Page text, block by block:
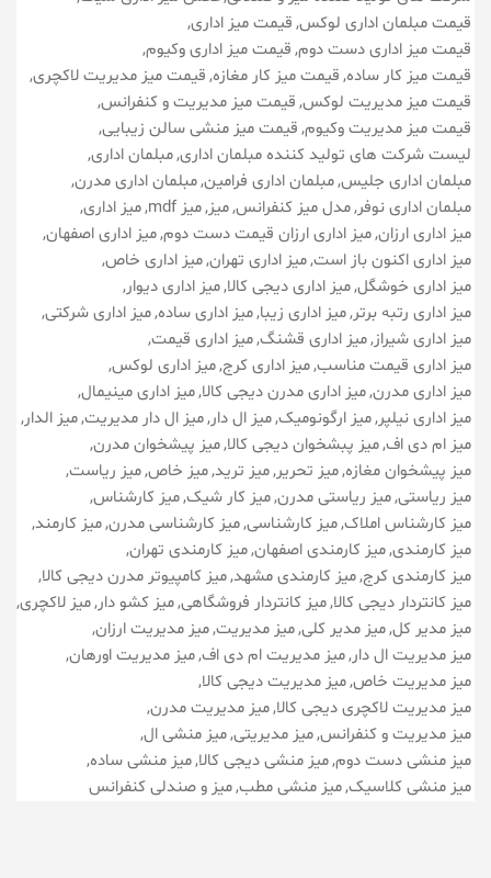
قیمت مبلمان اداری لوکس قیمت میز اداری
قیمت میز اداری دست دوم قیمت میز اداری وکیوم
قیمت میز کار ساده قیمت میز کار مغازه قیمت میز مدیریت لاکچری
قیمت میز مدیریت لوکس قیمت میز مدیریت و کنفرانس
قیمت میز مدیریت وکیوم قیمت میز منشی سالن زیبایی
لیست شرکت های تولید کننده مبلمان اداری مبلمان اداری
مبلمان اداری جلیس مبلمان اداری فرامین مبلمان اداری مدرن
مبلمان اداری نوفر مدل میز کنفرانس میز میز mdf
میز اداری
میز اداری ارزان میز اداری ارزان قیمت دست دوم میز اداری اصفهان
میز اداری اکنون باز است میز اداری تهران میز اداری خاص
میز اداری خوشگل میز اداری دیجی کالا میز اداری دیوار
میز اداری رتبه برتر میز اداری زیبا میز اداری ساده میز اداری شرکتی
میز اداری شیراز میز اداری قشنگ میز اداری قیمت
میز اداری قیمت مناسب میز اداری کرج میز اداری لوکس
میز اداری مدرن میز اداری مدرن دیجی کالا میز اداری مینیمال
میز اداری نیلپر میز ارگونومیک میز ال دار میز ال دار مدیریت میز الدار
میز ام دی اف میز پبشخوان دیجی کالا میز پیشخوان مدرن
میز پیشخوان مغازه میز تحریر میز ترید میز خاص میز ریاست
میز ریاستی میز ریاستی مدرن میز کار شیک میز کارشناس
میز کارشناس املاک میز کارشناسی میز کارشناسی مدرن میز کارمند
میز کارمندی میز کارمندی اصفهان میز کارمندی تهران
میز کارمندی کرج میز کارمندی مشهد میز کامپیوتر مدرن دیجی کالا
میز کانتردار دیجی کالا میز کانتردار فروشگاهی میز کشو دار میز لاکچری
میز مدیر کل میز مدیر کلی میز مدیریت میز مدیریت ارزان
میز مدیریت ال دار میز مدیریت ام دی اف میز مدیریت اورهان
میز مدیریت خاص میز مدیریت دیجی کالا
میز مدیریت لاکچری دیجی کالا میز مدیریت مدرن
میز مدیریت و کنفرانس میز مدیریتی میز منشی ال
میز منشی دست دوم میز منشی دیجی کالا میز منشی ساده
میز منشی کلاسیک میز منشی مطب میز و صندلی کنفرانس